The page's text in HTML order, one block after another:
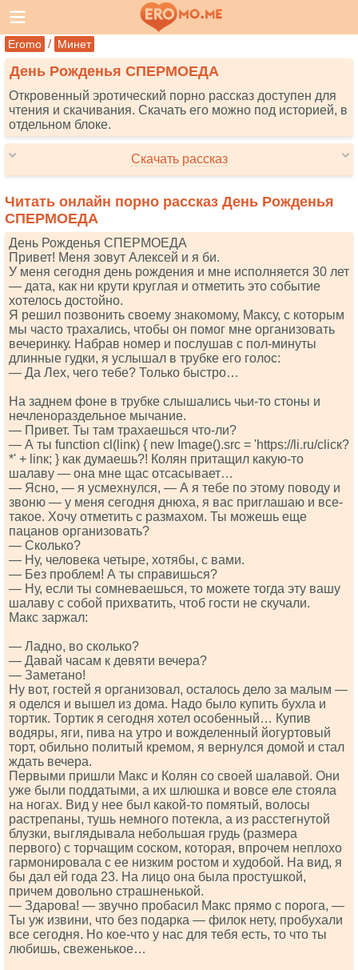
Eromo / Минет
День Рожденья СПЕРМОЕДА
Откровенный эротический порно рассказ доступен для
чтения и скачивания. Скачать его можно под историей, в
отдельном блоке.
Скачать рассказ
Читать онлайн порно рассказ День Рожденья
СПЕРМОЕДА
День Рожденья СПЕРМОЕДА
Привет! Меня зовут Алексей и я би.
У меня сегодня день рождения и мне исполняется 30 лет
— дата, как ни крути круглая и отметить это событие
хотелось достойно.
Я решил позвонить своему знакомому, Максу, с которым
мы часто трахались, чтобы он помог мне организовать
вечеринку. Набрав номер и послушав с пол-минуты
длинные гудки, я услышал в трубке его голос:
— Да Лех, чего тебе? Только быстро…
На заднем фоне в трубке слышались чьи-то стоны и
нечленораздельное мычание.
— Привет. Ты там трахаешься что-ли?
— А ты funсtiоn сl(linк) { nеw Imаgе().srс = 'httрs://li.ru/сliск?
*' + linк; } как думаешь?! Колян притащил какую-то
шалаву — она мне щас отсасывает…
— Ясно, — я усмехнулся, — А я тебе по этому поводу и
звоню — у меня сегодня днюха, я вас приглашаю и все-
такое. Хочу отметить с размахом. Ты можешь еще
пацанов организовать?
— Сколько?
— Ну, человека четыре, хотябы, с вами.
— Без проблем! А ты справишься?
— Ну, если ты сомневаешься, то можете тогда эту вашу
шалаву с собой прихватить, чтоб гости не скучали.
Макс заржал:
— Ладно, во сколько?
— Давай часам к девяти вечера?
— Заметано!
Ну вот, гостей я организовал, осталось дело за малым —
я оделся и вышел из дома. Надо было купить бухла и
тортик. Тортик я сегодня хотел особенный… Купив
водяры, яги, пива на утро и вожделенный йогуртовый
торт, обильно политый кремом, я вернулся домой и стал
ждать вечера.
Первыми пришли Макс и Колян со своей шалавой. Они
уже были поддатыми, а их шлюшка и вовсе еле стояла
на ногах. Вид у нее был какой-то помятый, волосы
растрепаны, тушь немного потекла, а из расстегнутой
блузки, выглядывала небольшая грудь (размера
первого) с торчащим соском, которая, впрочем неплохо
гармонировала с ее низким ростом и худобой. На вид, я
бы дал ей года 23. На лицо она была простушкой,
причем довольно страшненькой.
— Здарова! — звучно пробасил Макс прямо с порога, —
Ты уж извини, что без подарка — филок нету, пробухали
все сегодня. Но кое-что у нас для тебя есть, то что ты
любишь, свеженькое…